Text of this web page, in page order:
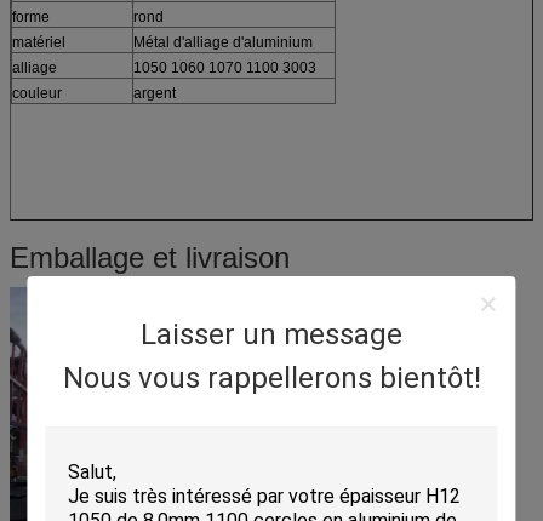
Laisser un message
Nous vous rappellerons bientôt!
forme
rond
matériel
Métal d'alliage d'aluminium
alliage
1050 1060 1070 1100 3003
couleur
argent
Emballage et livraison